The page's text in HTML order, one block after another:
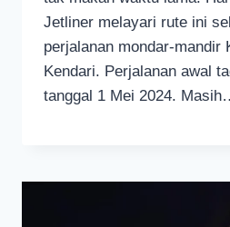
Jetliner melayari rute ini
perjalanan mondar-mandir
Kendari. Perjalanan awal
tanggal 1 Mei 2024.